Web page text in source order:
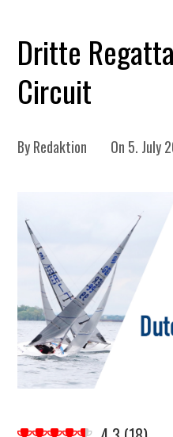
Dritte
Circuit
ByRedaktion On 5. July